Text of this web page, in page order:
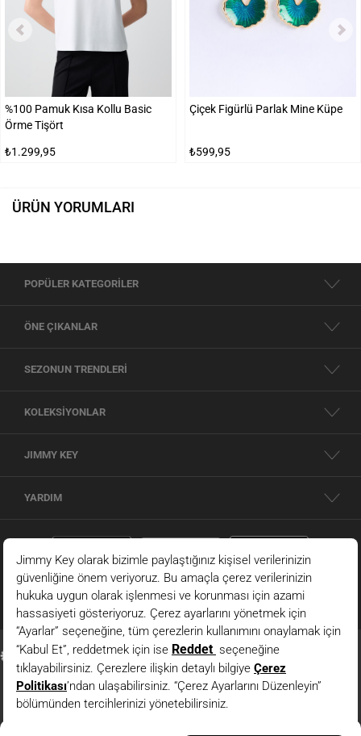
%100 Pamuk Kısa Kollu Basic
Örme Tişört
₺1.299,95
Çiçek Figürlü Parlak Mine Küpe
₺599,95
ÜRÜN YORUMLARI
POPÜLER KATEGORİLER
ÖNE ÇIKANLAR
SEZONUN TRENDLERİ
KOLEKSİYONLAR
JIMMY KEY
YARDIM